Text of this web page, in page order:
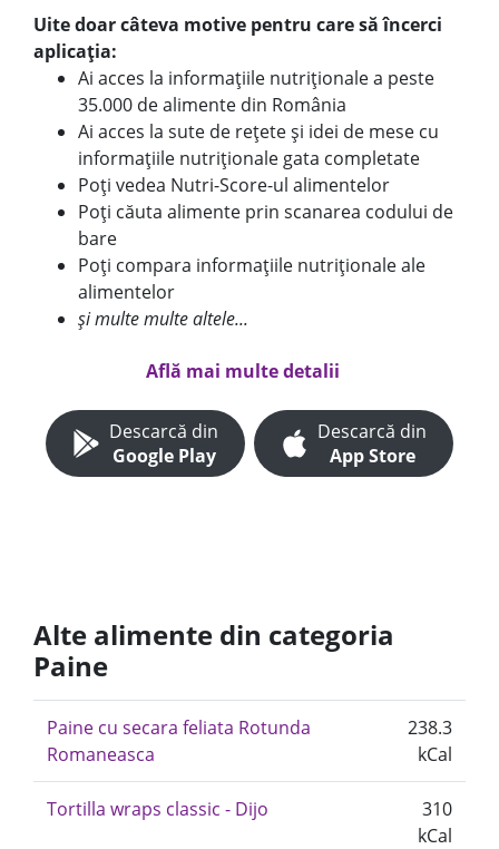
Uite doar câteva motive pentru care să încerci
aplicația:
Ai acces la informațiile nutriționale a peste
35.000 de alimente din România
Ai acces la sute de rețete și idei de mese cu
informațiile nutriționale gata completate
Poți vedea Nutri-Score-ul alimentelor
Poți căuta alimente prin scanarea codului de
bare
Poți compara informațiile nutriționale ale
alimentelor
și multe multe altele...
Află mai multe detalii
Descarcă din
Google Play
Descarcă din
App Store
Alte alimente din categoria
Paine
Paine cu secara feliata Rotunda
Romaneasca
238.3
kCal
Tortilla wraps classic - Dijo
310
kCal